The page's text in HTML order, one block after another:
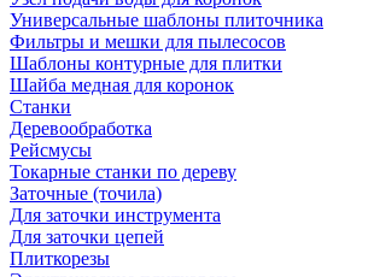
Универсальные шаблоны плиточника
Фильтры и мешки для пылесосов
Шаблоны контурные для плитки
Шайба медная для коронок
Станки
Деревообработка
Рейсмусы
Токарные станки по дереву
Заточные (точила)
Для заточки инструмента
Для заточки цепей
Плиткорезы